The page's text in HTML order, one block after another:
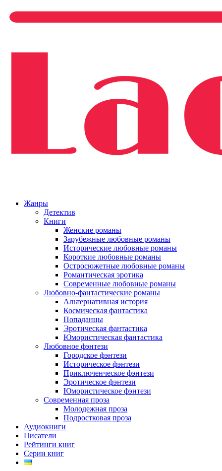
Жанры
Детектив
Книги
Женские романы
Зарубежные любовные романы
Исторические любовные романы
Короткие любовные романы
Остросюжетные любовные романы
Романтическая эротика
Современные любовные романы
Любовно-фантастические романы
Альтернативная история
Космическая фантастика
Попаданцы
Эротическая фантастика
Юмористическая фантастика
Любовное фэнтези
Городское фэнтези
Историческое фэнтези
Приключенческое фэнтези
Эротическое фэнтези
Юмористическое фэнтези
Современная проза
Молодежная проза
Подростковая проза
Аудиокниги
Писатели
Рейтинги книг
Серии книг